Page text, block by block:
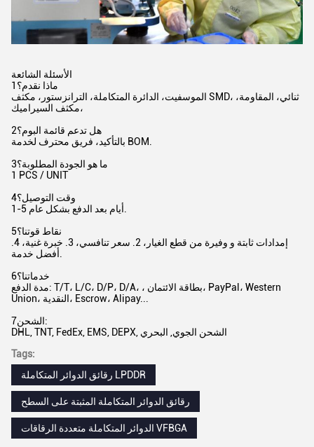
الأسئلة الشائعة
1ماذا نقدم؟
الموسفيت، الدائرة المتكاملة، الترانزستور، مكثف SMD، ثنائي، المقاومة،
مكثف السيراميك،
2هل تدعم قائمة البوم؟
بالتأكيد، فريق محترف لخدمة BOM.
3ما هو الجودة المطلوبة؟
1 PCS / UNIT
4وقت التوصيل؟
1-5 أيام بعد الدفع بشكل عام.
5نقاط قوتنا؟
إمدادات ثابتة و وفيرة من قطع الغيار، 2. سعر تنافسي، 3. خبرة غنية، 4.
أفضل خدمة.
6خدماتنا؟
مدة الدفع: T/T، L/C، D/P، D/A، ، بطاقة الائتمان، PayPal، Western
Union، النقدية، Escrow، Alipay...
7الشحن:
DHL, TNT, FedEx, EMS, DEPX, الشحن الجوي, البحري
Tags:
رقائق الدوائر المتكاملة LPDDR
رقائق الدوائر المتكاملة المثبتة على السطح
الدوائر المتكاملة متعددة الرقاقات VFBGA